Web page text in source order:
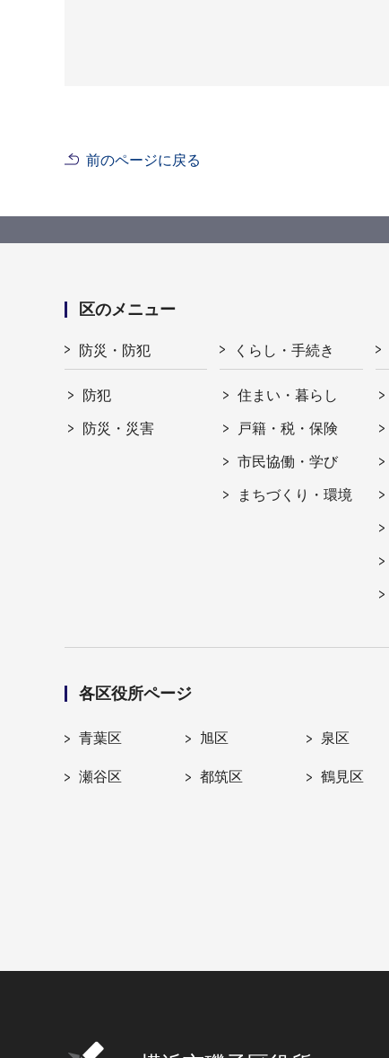
前のページに戻る
区のメニュー
防災・防犯
防犯
防災・災害
くらし・手続き
住まい・暮らし
戸籍・税・保険
市民協働・学び
まちづくり・環境
各区役所ページ
青葉区 旭区 泉区
瀬谷区 都筑区 鶴見区